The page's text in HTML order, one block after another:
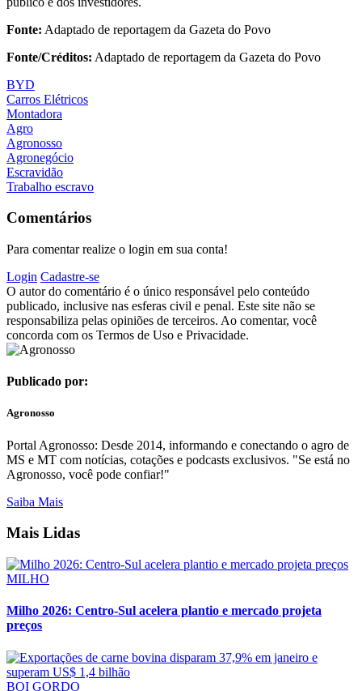
Fonte: Adaptado de reportagem da Gazeta do Povo
Fonte/Créditos: Adaptado de reportagem da Gazeta do Povo
BYD
Carros Elétricos
Montadora
Agro
Agronosso
Agronegócio
Escravidão
Trabalho escravo
Comentários
Para comentar realize o login em sua conta!
Login Cadastre-se
O autor do comentário é o único responsável pelo conteúdo
publicado, inclusive nas esferas civil e penal. Este site não se
responsabiliza pelas opiniões de terceiros. Ao comentar, você
concorda com os Termos de Uso e Privacidade.
Publicado por:
Agronosso
Portal Agronosso: Desde 2014, informando e conectando o agro de
MS e MT com notícias, cotações e podcasts exclusivos. "Se está no
Agronosso, você pode confiar!"
Saiba Mais
Mais Lidas
MILHO
Milho 2026: Centro-Sul acelera plantio e mercado projeta
preços
BOI GORDO